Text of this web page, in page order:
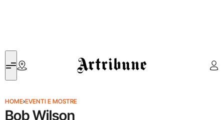
Artribune
HOME›EVENTI E MOSTRE
Bob Wilson